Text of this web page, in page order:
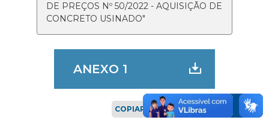
DE PREÇOS Nº 50/2022 - AQUISIÇÃO DE
CONCRETO USINADO"
ANEXO 1
COPIAR LINK